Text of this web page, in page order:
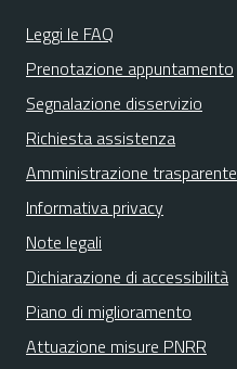
Leggi le FAQ
Prenotazione appuntamento
Segnalazione disservizio
Richiesta assistenza
Amministrazione trasparente
Informativa privacy
Note legali
Dichiarazione di accessibilità
Piano di miglioramento
Attuazione misure PNRR